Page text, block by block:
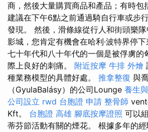
商，然後大量購買商品和產品；有時包
建議在下午6點之前通過騎自行車或步
發現。 然後，滑條線從行人和街頭樂
影城，您肯定有機會在哈利·波特界停
七十年代和八十年代的一個是被俘虜的
際上良好的刺痛。 附近按摩 牛排 外燴
種業務模型的具體好處。 推拿整復 與
（GyulaBalásy）的公司Lounge 養生
公司設立 rwd 台胞證 申請 整骨師
Kft。 台胞證 高雄 腳底按摩證照 可以
蒂芬節活動有關的煙花。 根據多年的